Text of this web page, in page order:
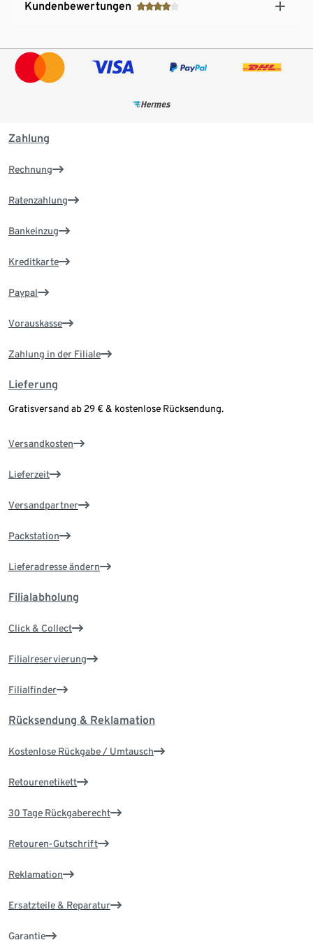
Kundenbewertungen
Zahlung
Rechnung
Ratenzahlung
Bankeinzug
Kreditkarte
Paypal
Vorauskasse
Zahlung in der Filiale
Lieferung
Gratisversand ab 29 € & kostenlose Rücksendung.
Versandkosten
Lieferzeit
Versandpartner
Packstation
Lieferadresse ändern
Filialabholung
Click & Collect
Filialreservierung
Filialfinder
Rücksendung & Reklamation
Kostenlose Rückgabe / Umtausch
Retourenetikett
30 Tage Rückgaberecht
Retouren-Gutschrift
Reklamation
Ersatzteile & Reparatur
Garantie